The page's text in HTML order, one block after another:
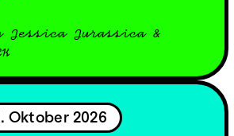
Jessica Jurassica &
Oktober 2026